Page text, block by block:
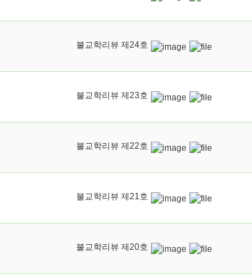
불교학리뷰 제24호
불교학리뷰 제23호
불교학리뷰 제22호
불교학리뷰 제21호
불교학리뷰 제20호